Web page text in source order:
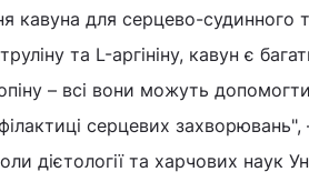
кавуна для серцево-судинного
та L-аргініну, кавун є
– всі вони можуть
серцевих захворювань",
дієтології та харчових наук